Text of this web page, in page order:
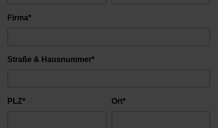
Firma*
Straße & Hausnummer*
PLZ* Ort*